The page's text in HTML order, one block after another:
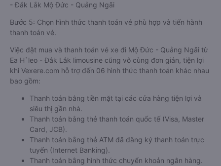
- Đắk Lắk Mộ Đức - Quảng Ngãi
Bước 5: Chọn hình thức thanh toán vé phù hợp và tiến hành
thanh toán vé.
Việc đặt mua và thanh toán vé xe đi Mộ Đức - Quảng Ngãi từ
Ea H`leo - Đắk Lắk limousine cũng vô cùng đơn giản, tiện lợi
khi Vexere.com hỗ trợ đến 06 hình thức thanh toán khác nhau
bao gồm:
Thanh toán bằng tiền mặt tại các cửa hàng tiện lợi và
siêu thị gần nhà.
Thanh toán bằng thẻ thanh toán quốc tế (Visa, Master
Card, JCB).
Thanh toán bằng thẻ ATM đã đăng ký thanh toán trực
tuyến (Internet Banking).
Thanh toán bằng hình thức chuyển khoản ngân hàng.